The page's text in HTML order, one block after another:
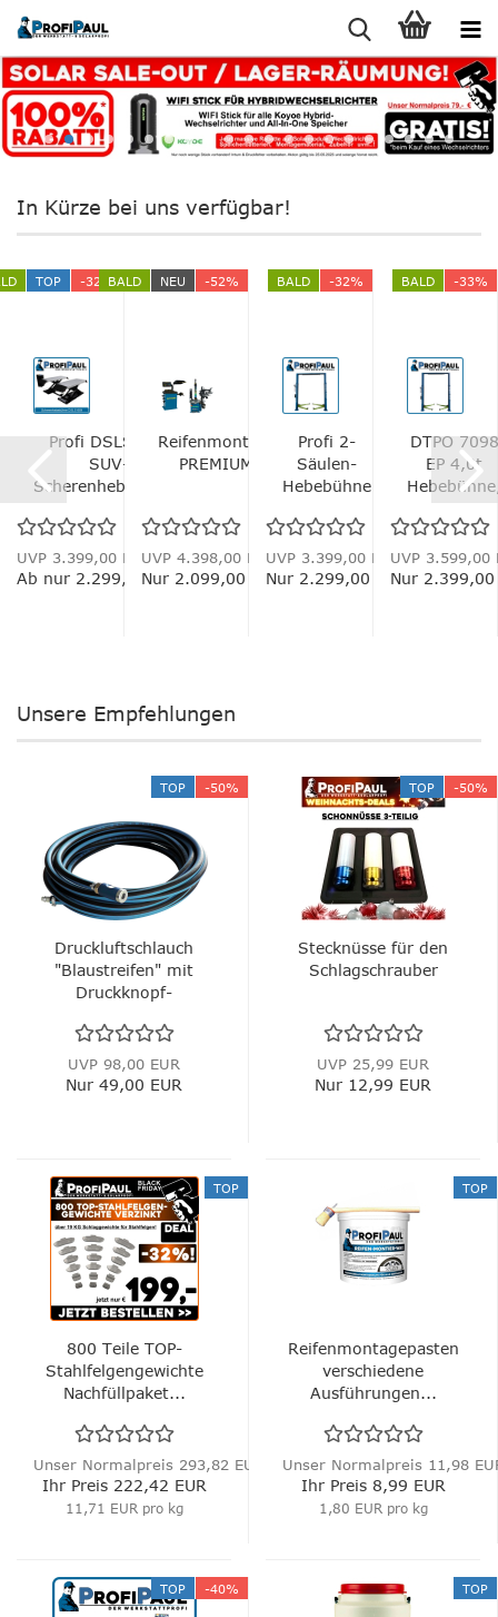
In Kürze bei uns verfügbar!
EUR
TOP -32%
Profi DSLS 609
SUV-
Scherenhebebühne
UVP 3.399,00 EUR
Ab nur 2.299,00 EUR
BALD NEU -52%
Reifenmontagepaket
PREMIUM PLUS
UVP 4.398,00 EUR
Nur 2.099,00 EUR
BALD -32%
Profi 2-
Säulen-
Hebebühne
4.0 T...
UVP 3.399,00 EUR
Nur 2.299,00 EUR
BALD -33%
DTPO 7098
EP 4,0t
UVP 3.599,00
Nur 2.399,00
Unsere Empfehlungen
TOP -50%
Druckluftschlauch
"Blaustreifen" mit
Druckknopf-
UVP 98,00 EUR
Nur 49,00 EUR
TOP -50%
Stecknüsse für den
Schlagschrauber
UVP 25,99 EUR
Nur 12,99 EUR
TOP
800 Teile TOP-
Stahlfelgengewichte
Nachfüllpaket...
Unser Normalpreis 293,82 EUR
Ihr Preis 222,42 EUR
11,71 EUR pro kg
TOP
Reifenmontagepasten
verschiedene
Ausführungen...
Unser Normalpreis 11,98
Ihr Preis 8,99 EUR
1,80 EUR pro kg
TOP -40% TOP